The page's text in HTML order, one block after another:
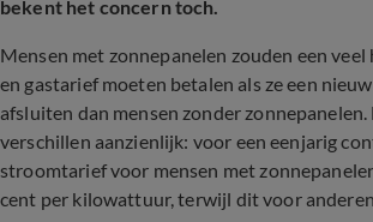
bekent het concern toch.
Mensen met zonnepanelen zouden een
en gastarief moeten betalen als ze een
afsluiten dan mensen zonder
verschillen aanzienlijk: voor een eenjarig
stroomtarief voor mensen met
cent per kilowattuur, terwijl dit voor